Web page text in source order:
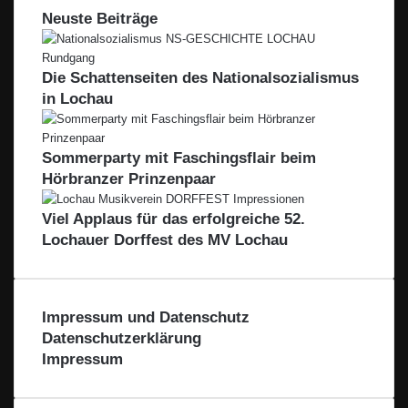
n
–
F
ü
d
i
e
R
e
g
s
s
e
n
v
o
m
B
o
d
e
n
e
e
n
s
e
e
-
L
e
i
b
l
a
h
a
l
a
u
s
e
n
b
a
u
G
m
b
H
ö
g
g
e
s
Neuste Beiträge
Die Schattenseiten des Nationalsozialismus
in Lochau
Sommerparty mit Faschingsflair beim
Hörbranzer Prinzenpaar
Viel Applaus für das erfolgreiche 52.
Lochauer Dorffest des MV Lochau
Impressum und Datenschutz
Datenschutzerklärung
Impressum